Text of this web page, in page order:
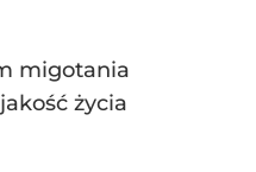
migotania
życia